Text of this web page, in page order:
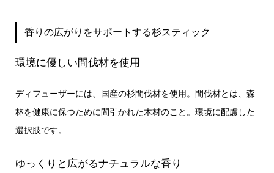
香りの広がりをサポートする杉スティック
環境に優しい間伐材を使用
ディフューザーには、国産の杉間伐材を使用。間伐材とは、森
林を健康に保つために間引かれた木材のこと。環境に配慮した
選択肢です。
ゆっくりと広がるナチュラルな香り